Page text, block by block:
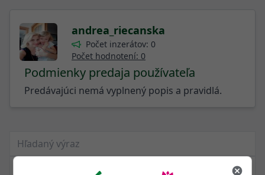
andrea_riecanska
Počet inzerátov: 0
Počet hodnotení: 0
Podmienky predaja používateľa
Predávajúci nemá vyplnený popis a pravidlá.